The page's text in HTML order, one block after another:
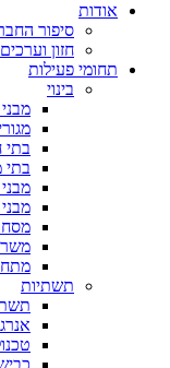
אודות
סיפור
חזון וערכים
תחומי פעילות
בינוי
בתי
בתי
תשתיות